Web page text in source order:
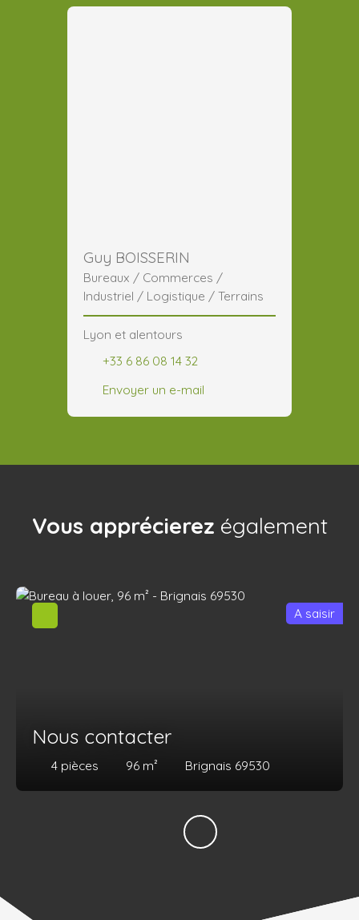
Guy BOISSERIN
Bureaux / Commerces /
Industriel / Logistique / Terrains
Lyon et alentours
+33 6 86 08 14 32
Envoyer un e-mail
Vous apprécierez également
Nous contacter
4 pièces 96 m² Brignais 69530
A saisir